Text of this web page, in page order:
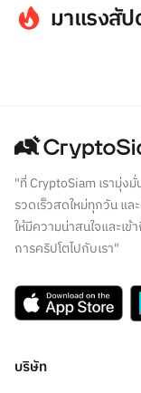
มาแรงสั
"ที่ CryptoSiam เรามุ่ง
รวดเร็วสดใหม่ทุกวัน แล
ให้มีความน่าสนใจและเ
การคริปโตไปกับเรา"
บริษัท